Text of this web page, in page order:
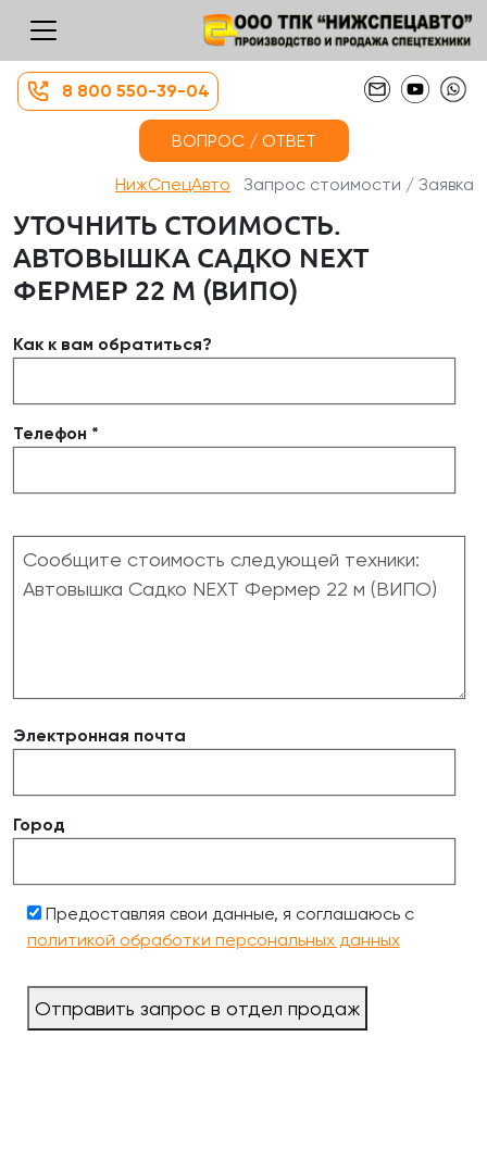
8 800 550-39-04
ВОПРОС / ОТВЕТ
НижСпецАвто Запрос стоимости / Заявка
УТОЧНИТЬ СТОИМОСТЬ.
АВТОВЫШКА САДКО NEXT
ФЕРМЕР 22 М (ВИПО)
Как к вам обратиться?
Телефон *
Электронная почта
Город
Предоставляя свои данные, я соглашаюсь с
политикой обработки персональных данных
Отправить запрос в отдел продаж